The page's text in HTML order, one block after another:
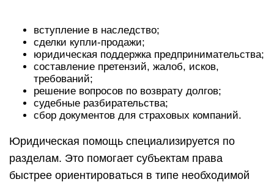
вступление в наследство;
сделки купли-продажи;
юридическая поддержка предпринимательства;
составление претензий, жалоб, исков,
требований;
решение вопросов по возврату долгов;
судебные разбирательства;
сбор документов для страховых компаний.
Юридическая помощь специализируется по
разделам. Это помогает субъектам права
быстрее ориентироваться в типе необходимой